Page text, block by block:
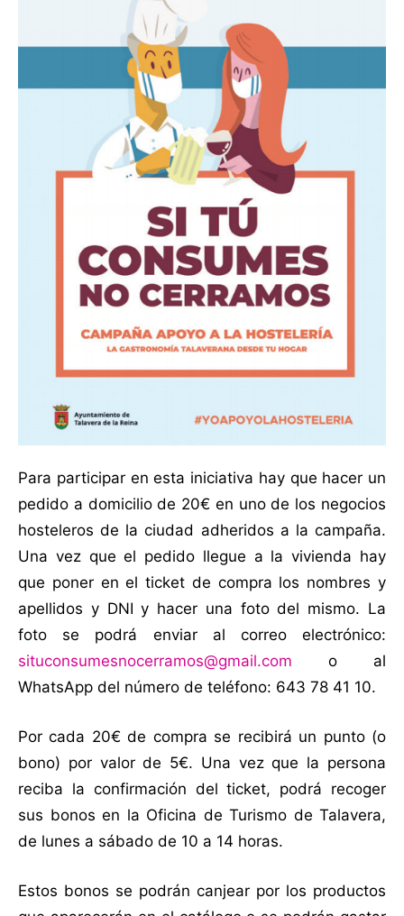
Para participar en esta iniciativa hay que hacer un
pedido a domicilio de 20€ en uno de los negocios
hosteleros de la ciudad adheridos a la campaña.
Una vez que el pedido llegue a la vivienda hay
que poner en el ticket de compra los nombres y
apellidos y DNI y hacer una foto del mismo. La
foto se podrá enviar al correo electrónico:
situconsumesnocerramos@gmail.com o al
WhatsApp del número de teléfono: 643 78 41 10.
Por cada 20€ de compra se recibirá un punto (o
bono) por valor de 5€. Una vez que la persona
reciba la confirmación del ticket, podrá recoger
sus bonos en la Oficina de Turismo de Talavera,
de lunes a sábado de 10 a 14 horas.
Estos bonos se podrán canjear por los productos